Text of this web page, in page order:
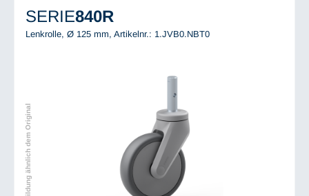
SERIE840R
Lenkrolle, Ø 125 mm, Artikelnr.: 1.JVB0.NBT0
Abbildung ähnlich dem Original